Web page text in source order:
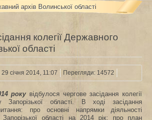
архів Волинської області
колегії Державного
області
січня 2014, 11:07 Перегляди: 14572
рокувідбулося чергове засідання колегії
Запорізької області. В ході засідання
про основні напрямки діяльності
Запорізької області на 2014 рік; про план